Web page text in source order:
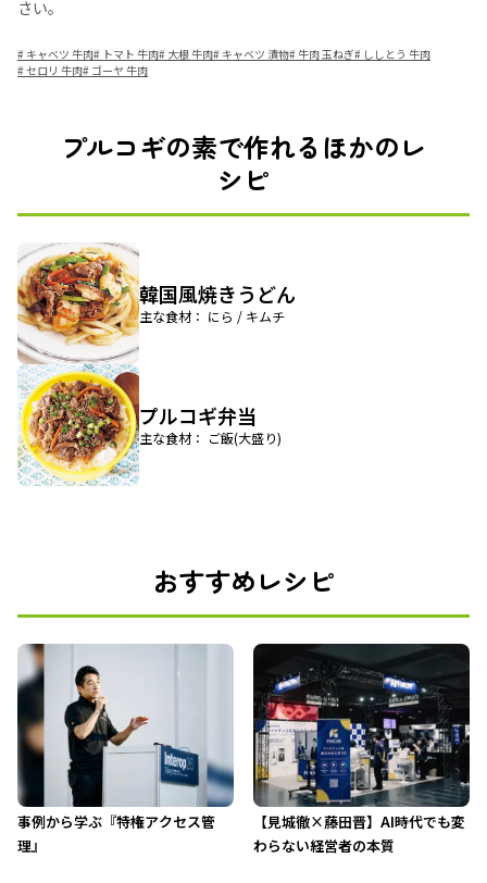
さい。
# キャベツ 牛肉# トマト 牛肉# 大根 牛肉# キャベツ 漬物#牛肉 玉ねぎ# ししとう 牛肉
#セロリ 牛肉# ゴーヤ 牛肉
プルコギの素で作れるほかのレ
シピ
韓国風焼きうどん
主な食材： にら / キムチ
プルコギ弁当
主な食材： ご飯(大盛り)
おすすめレシピ
事例から学ぶ『特権アクセス管
理』
【見城徹×藤田晋】AI時代でも変
わらない経営者の本質